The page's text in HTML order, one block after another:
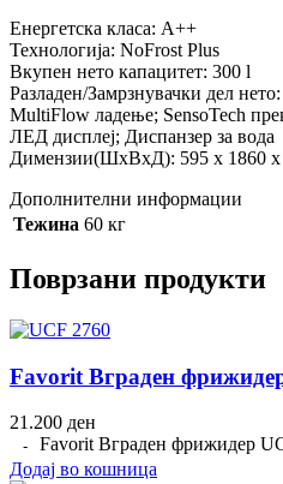
Енергетска класа: A++
Технологија: NoFrost Plus
Вкупен нето капацитет: 300 l
Разладен/Замрзнувачки дел
MultiFlow ладење; SensoTech
ЛЕД дисплеј; Диспанзер за вода
Димензии(ШxВxД): 595 x 1860 x
Дополнителни информации
Тежина 60 кг
Поврзани продукти
Favorit Вграден
21.200 ден
Favorit Вграден фрижидер
Додај во кошница